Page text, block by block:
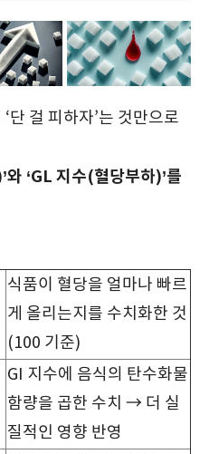
단 걸 피하자’는 것만으로
‘GL 지수(혈당부하)’를
식품이 혈당을 얼마나 빠르
게 올리는지를 수치화한 것
(100 기준)
GI 지수에 음식의 탄수화물
함량을 곱한 수치 → 더 실
질적인 영향 반영